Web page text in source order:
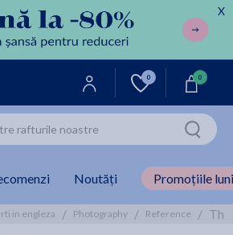
X
0 0
Noutăți Promoțiile
in engleza / Photography / Reference /